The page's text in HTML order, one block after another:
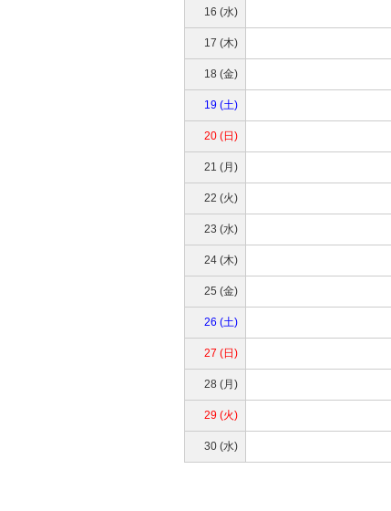
16 (水)
17 (木)
18 (金)
19 (土)
20 (日)
21 (月)
22 (火)
23 (水)
24 (木)
25 (金)
26 (土)
27 (日)
28 (月)
29 (火)
30 (水)